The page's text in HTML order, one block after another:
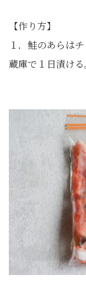
【作り方】
１．鮭のあらは
蔵庫で１日漬ける